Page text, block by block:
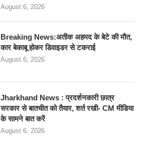
August 6, 2026
Breaking News:अतीक अहमद के बेटे की मौत,
कार बेकाबू होकर डिवाइडर से टकराई
August 6, 2026
Jharkhand News : प्रदर्शनकारी छात्र
सरकार से बातचीत को तैयार, शर्त रखी- CM मीडिया
के सामने बात करें
August 6, 2026